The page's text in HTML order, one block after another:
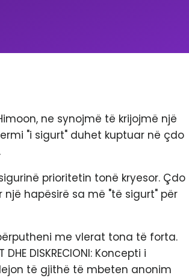
ne synojmë të krijojmë një
"i sigurt" duhet kuptuar në çdo
prioritetin tonë kryesor. Çdo
hapësirë ​​sa më "të sigurt" për
me vlerat tona të forta.
DISKRECIONI: Koncepti i
të gjithë të mbeten anonim